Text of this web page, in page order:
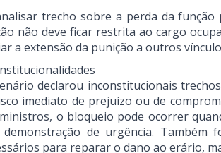
trecho sobre a perda da
não deve ficar restrita ao cargo
a extensão da punição a outros
declarou inconstitucionais
imediato de prejuízo ou de
o bloqueio pode ocorrer
demonstração de urgência.
para reparar o dano ao erário,